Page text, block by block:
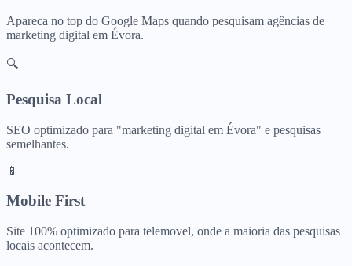
Apareca no top do Google Maps quando pesquisam agências de
marketing digital em Évora.
🔍
Pesquisa Local
SEO optimizado para "marketing digital em Évora" e pesquisas
semelhantes.
📱
Mobile First
Site 100% optimizado para telemovel, onde a maioria das pesquisas
locais acontecem.